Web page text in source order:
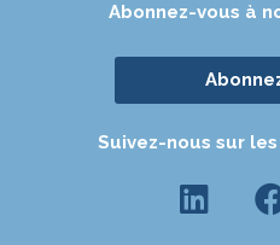
Abonnez-vous à
Suivez-nous sur